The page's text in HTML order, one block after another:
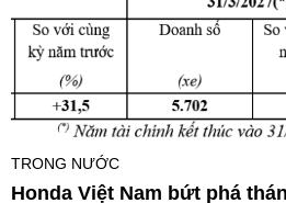
TRONG NƯỚC
Honda Việt Nam bứt phá